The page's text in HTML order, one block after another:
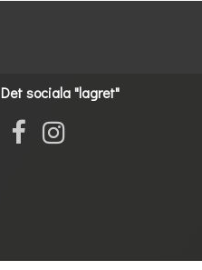
Det sociala "lagret"